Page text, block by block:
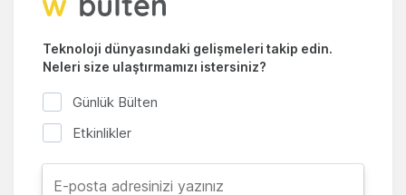
Teknoloji dünyasındaki gelişmeleri takip edin.
Neleri size ulaştırmamızı istersiniz?
Günlük Bülten
Etkinlikler